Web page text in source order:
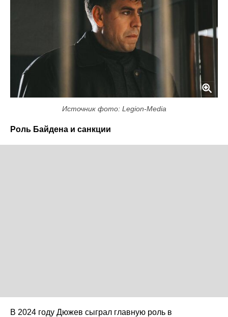
Источник фото: Legion-Media
Роль Байдена и санкции
В 2024 году Дюжев сыграл главную роль в